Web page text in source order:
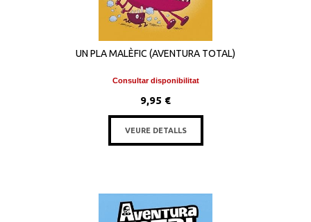
UN PLA MALÈFIC (AVENTURA TOTAL)
Consultar disponibilitat
9,95 €
VEURE DETALLS